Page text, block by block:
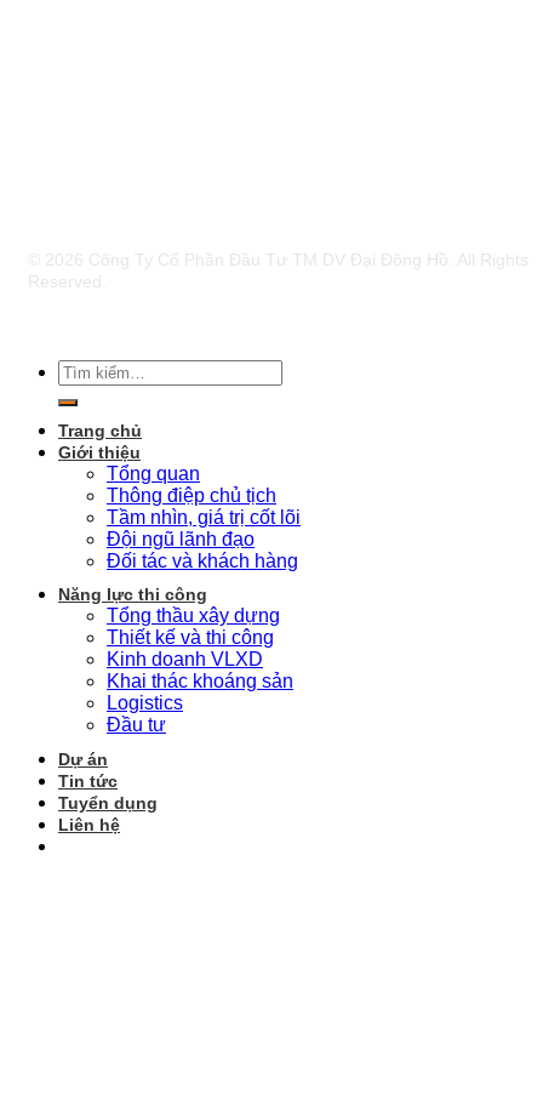
© 2026 Công Ty Cổ Phần Đầu Tư TM DV Đại Đông Hồ. All Rights
Reserved.
Tìm
kiếm:
Trang chủ
Giới thiệu
Tổng quan
Thông điệp chủ tịch
Tầm nhìn, giá trị cốt lõi
Đội ngũ lãnh đạo
Đối tác và khách hàng
Năng lực thi công
Tổng thầu xây dựng
Thiết kế và thi công
Kinh doanh VLXD
Khai thác khoáng sản
Logistics
Đầu tư
Dự án
Tin tức
Tuyển dụng
Liên hệ